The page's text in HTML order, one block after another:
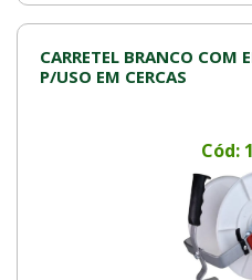
CARRETEL BRANCO COM
P/USO EM CERCAS
Cód: